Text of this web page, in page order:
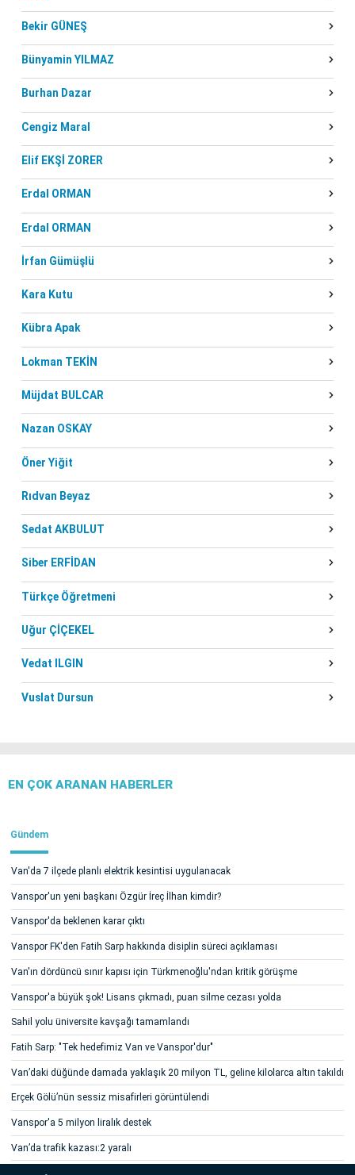
Bekir GÜNEŞ
Bünyamin YILMAZ
Burhan Dazar
Cengiz Maral
Elif EKŞİ ZORER
Erdal ORMAN
Erdal ORMAN
İrfan Gümüşlü
Kara Kutu
Kübra Apak
Lokman TEKİN
Müjdat BULCAR
Nazan OSKAY
Öner Yiğit
Rıdvan Beyaz
Sedat AKBULUT
Siber ERFİDAN
Türkçe Öğretmeni
Uğur ÇİÇEKEL
Vedat ILGIN
Vuslat Dursun
EN ÇOK ARANAN HABERLER
Gündem
Van'da 7 ilçede planlı elektrik kesintisi uygulanacak
Vanspor'un yeni başkanı Özgür İreç İlhan kimdir?
Vanspor'da beklenen karar çıktı
Vanspor FK'den Fatih Sarp hakkında disiplin süreci açıklaması
Van'ın dördüncü sınır kapısı için Türkmenoğlu'ndan kritik görüşme
Vanspor'a büyük şok! Lisans çıkmadı, puan silme cezası yolda
Sahil yolu üniversite kavşağı tamamlandı
Fatih Sarp: "Tek hedefimiz Van ve Vanspor'dur"
Van’daki düğünde damada yaklaşık 20 milyon TL, geline kilolarca altın takıldı
Erçek Gölü’nün sessiz misafirleri görüntülendi
Vanspor'a 5 milyon liralık destek
Van’da trafik kazası:2 yaralı